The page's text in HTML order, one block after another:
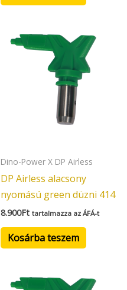
Dino-Power X DP Airless
DP Airless alacsony
nyomású green düzni 414
8.900Ft tartalmazza az ÁFÁ-t
Kosárba teszem